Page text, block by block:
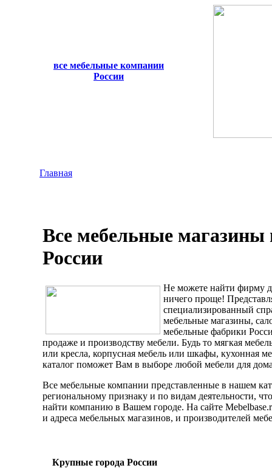
все мебельные компании
России
Главная
Все мебельные
России
Не можете найти фирму
ничего проще!
специализированный
мебельные магазины,
мебельные фабрики
продаже и производству мебели. Будь то мягкая
или кресла, корпусная мебель или шкафы, кухонная
каталог поможет Вам в выборе любой мебели для
Все мебельные компании представленные в нашем
региональному признаку и по видам деятельности,
найти компанию в Вашем городе. На сайте
и адреса мебельных магазинов, и производителей
Крупные города России